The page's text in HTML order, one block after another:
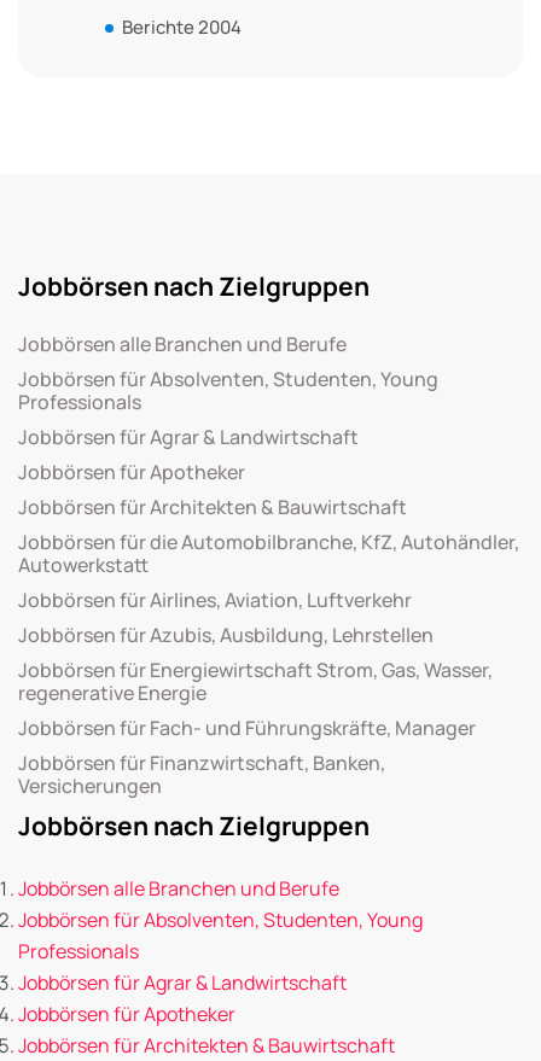
Berichte 2004
Jobbörsen nach Zielgruppen
Jobbörsen alle Branchen und Berufe
Jobbörsen für Absolventen, Studenten, Young
Professionals
Jobbörsen für Agrar & Landwirtschaft
Jobbörsen für Apotheker
Jobbörsen für Architekten & Bauwirtschaft
Jobbörsen für die Automobilbranche, KfZ, Autohändler,
Autowerkstatt
Jobbörsen für Airlines, Aviation, Luftverkehr
Jobbörsen für Azubis, Ausbildung, Lehrstellen
Jobbörsen für Energiewirtschaft Strom, Gas, Wasser,
regenerative Energie
Jobbörsen für Fach- und Führungskräfte, Manager
Jobbörsen für Finanzwirtschaft, Banken,
Versicherungen
Jobbörsen nach Zielgruppen
Jobbörsen alle Branchen und Berufe
Jobbörsen für Absolventen, Studenten, Young
Professionals
Jobbörsen für Agrar & Landwirtschaft
Jobbörsen für Apotheker
Jobbörsen für Architekten & Bauwirtschaft